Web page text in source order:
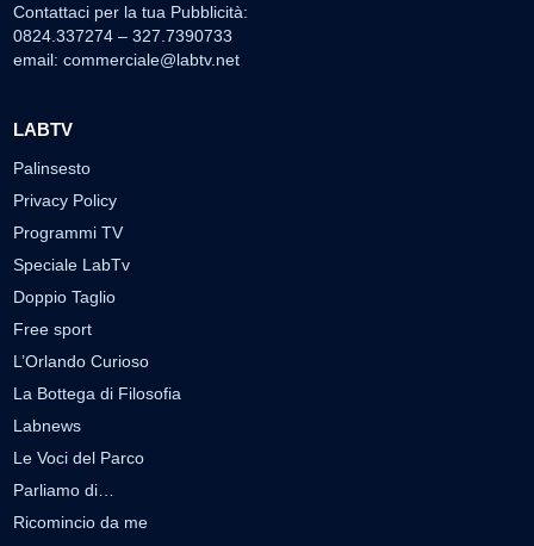
Contattaci per la tua Pubblicità:
0824.337274 – 327.7390733
email: commerciale@labtv.net
LABTV
Palinsesto
Privacy Policy
Programmi TV
Speciale LabTv
Doppio Taglio
Free sport
L’Orlando Curioso
La Bottega di Filosofia
Labnews
Le Voci del Parco
Parliamo di…
Ricomincio da me